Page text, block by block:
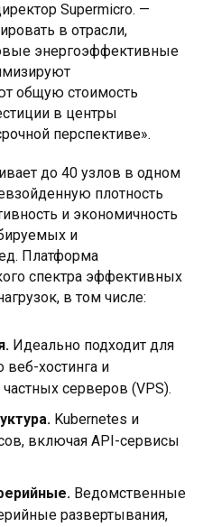
Supermicro. —
в отрасли,
энергоэффективные
общую стоимость
в центры
перспективе».
до 40 узлов в одном
плотность
и экономичность
и
Платформа
спектра эффективных
в том числе:
Идеально подходит для
веб-хостинга и
серверов (VPS).
Kubernetes и
включая API-сервисы
Ведомственные
развертывания,